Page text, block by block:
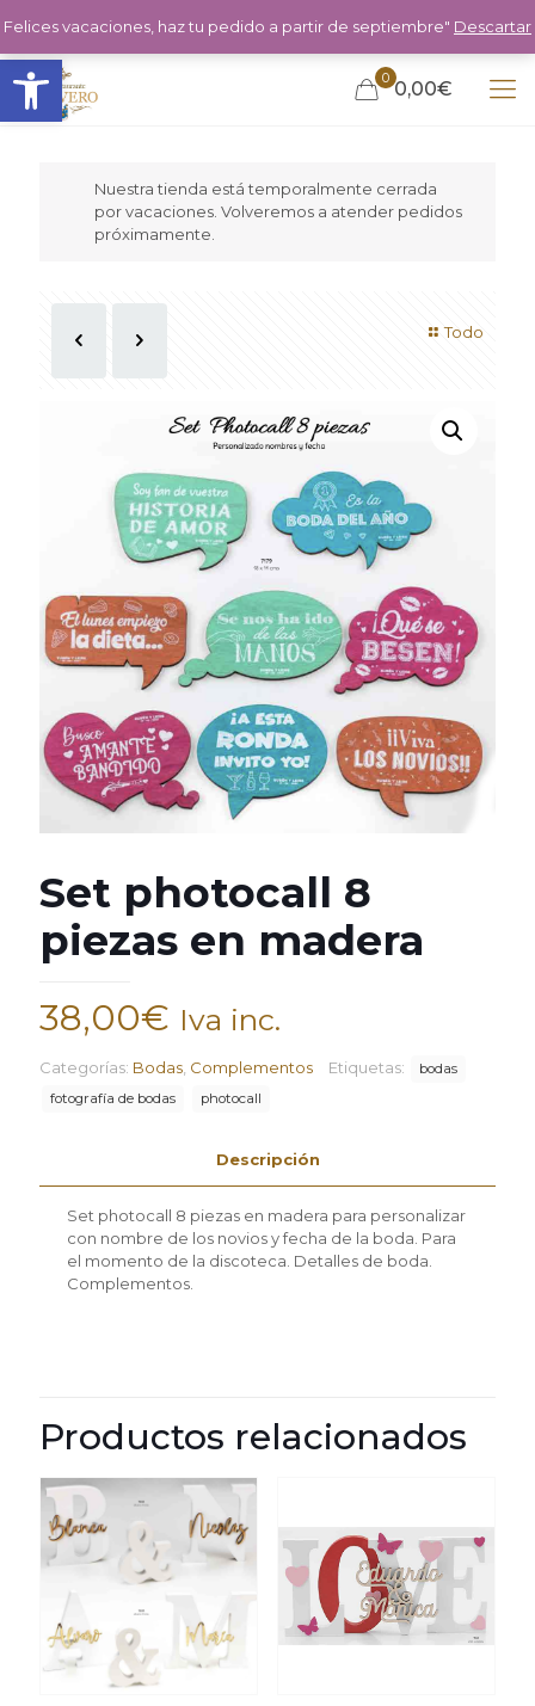
Abrir barra de herramientas 0 0,00€
Nuestra tienda está temporalmente cerrada
por vacaciones. Volveremos a atender pedidos
próximamente.
Todo
Set photocall 8
piezas en madera
38,00€ Iva inc.
Categorías: Bodas Complementos Etiquetas:
bodas
fotografía de bodas
photocall
Descripción
Set photocall 8 piezas en madera para personalizar
con nombre de los novios y fecha de la boda. Para
el momento de la discoteca. Detalles de boda.
Complementos.
Productos relacionados
Felices vacaciones, haz tu pedido a partir de septiembre" Descartar